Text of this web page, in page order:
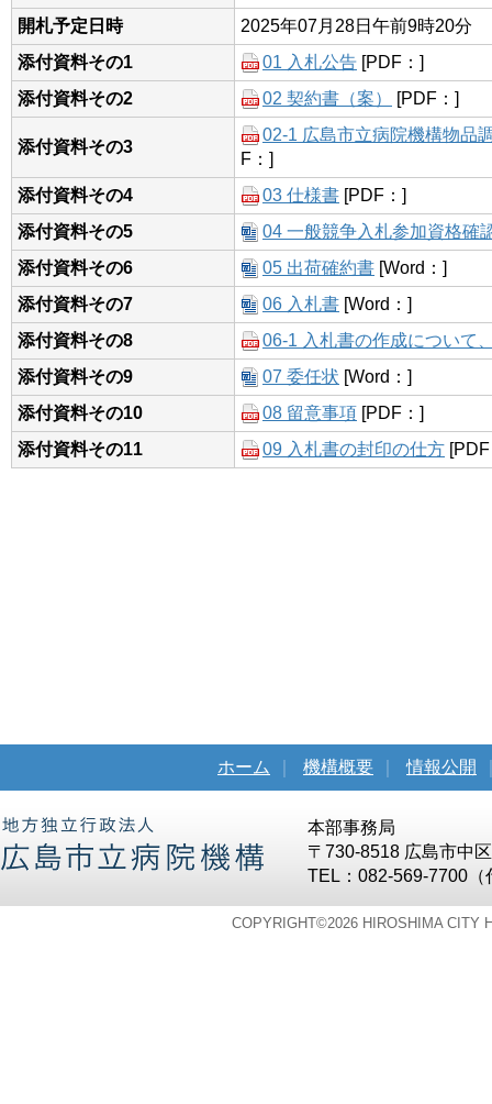
開札予定日時
2025年07月28日午前9時20分
添付資料その1
01 入札公告 [PDF：]
添付資料その2
02 契約書（案） [PDF：]
添付資料その3
02-1 広島市立病院機構物品
F：]
添付資料その4
03 仕様書 [PDF：]
添付資料その5
04 一般競争入札参加資格確
添付資料その6
05 出荷確約書 [Word：]
添付資料その7
06 入札書 [Word：]
添付資料その8
06-1 入札書の作成について
添付資料その9
07 委任状 [Word：]
添付資料その10
08 留意事項 [PDF：]
添付資料その11
09 入札書の封印の仕方
ホーム 機構概要 情報公開
本部事務局
〒730-8518 広島市中
TEL：082-569-7700
COPYRIGHT©2026 HIROSHIMA CITY